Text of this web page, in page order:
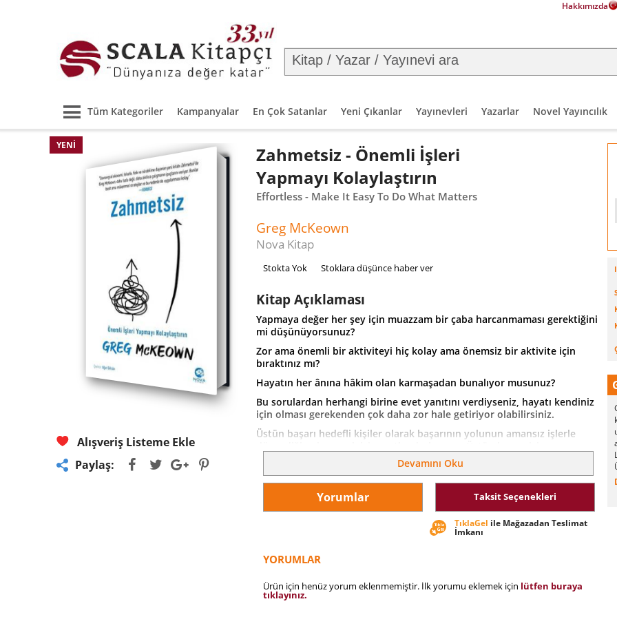
Hakkımızda
Tüm Kategoriler Kampanyalar En Çok Satanlar Yeni Çıkanlar Yayınevleri Yazarlar Novel Yayıncılık
YENI
Alışveriş Listeme Ekle
Paylaş:
Zahmetsiz - Önemli İşleri
Yapmayı Kolaylaştırın
Effortless - Make It Easy To Do What Matters
Greg McKeown
Nova Kitap
Stokta Yok Stoklara düşünce haber ver
Kitap Açıklaması
Yapmaya değer her şey için muazzam bir çaba harcanmaması gerektiğini
mi düşünüyorsunuz?
Zor ama önemli bir aktiviteyi hiç kolay ama önemsiz bir aktivite için
bıraktınız mı?
Hayatın her ânına hâkim olan karmaşadan bunalıyor musunuz?
Bu sorulardan herhangi birine evet yanıtını verdiyseniz, hayatı kendiniz
için olması gerekenden çok daha zor hale getiriyor olabilirsiniz.
Üstün başarı hedefli kişiler olarak başarının yolunun amansız işlerle
denetim ve çabaya ihtiyacımız olmalı. Eğer sürekli tükenmiyorsak,
yeterince yapmıyoruzdur… Fakat günümüzde, çok çalışmak her
zamankinden daha yorucu. "Zoom yap, ye, uyu, başa dön." Sonsuz bir
döngüye sıkışmış haldeyiz, yarısını elde etmek için iki kat daha fazla
Zahmetsiz, en önemli işleri tükenmeden, en kolay şekilde yapmak ve
istediğiniz sonuçları elde etmek için tavsiyeler sunarak daha kolay bir
akılcı bir yol. Hayattaki her zor şeyi kolaylaştıramayız. Ancak önemli
“Tükenmişlik tarafından kuşatılmış bir dünyada Greg McKeown’un
Devamını Oku
Yorumlar Taksit Seçenekleri
TıklaGel ile Mağazadan Teslimat
İmkanı
YORUMLAR
Ürün için henüz yorum eklenmemiştir. İlk yorumu eklemek için lütfen buraya
tıklayınız.